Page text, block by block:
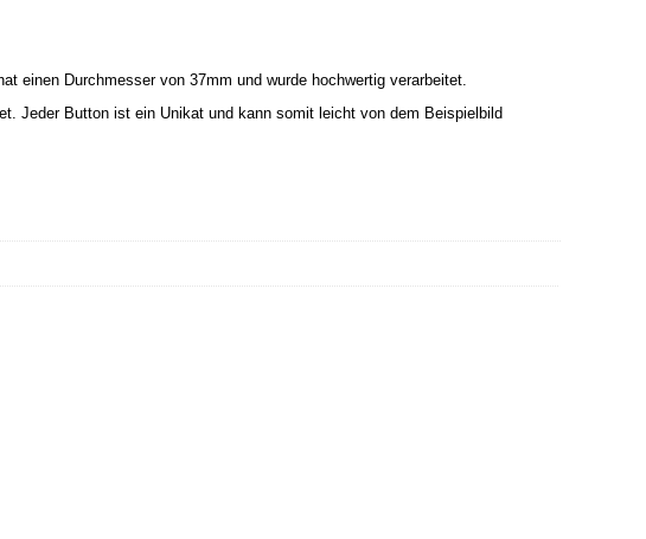
einen Durchmesser von 37mm und wurde hochwertig verarbeitet.
Jeder Button ist ein Unikat und kann somit leicht von dem Beispielbild